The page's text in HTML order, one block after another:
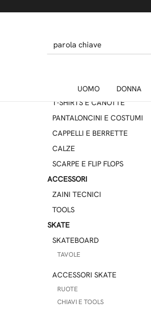
UOMO DONNA
Home Santa Cruz Skateboards
ACCESSORI
SCARPE E INFRADITO
CAPPELLI E BERRETTE
BAMBINO
T-SHIRTS E CANOTTE
PANTALONCINI E COSTUMI
CAPPELLI E BERRETTE
CALZE
SCARPE E FLIP FLOPS
ACCESSORI
ZAINI TECNICI
TOOLS
SKATE
SKATEBOARD
TAVOLE
ACCESSORI SKATE
RUOTE
CHIAVI E TOOLS